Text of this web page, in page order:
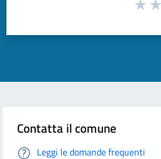
Contatta il comune
Leggi le domande frequenti